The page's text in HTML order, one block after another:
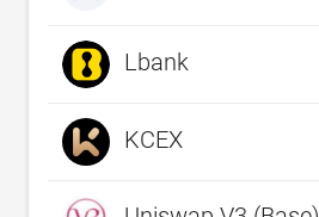
Lbank
KCEX